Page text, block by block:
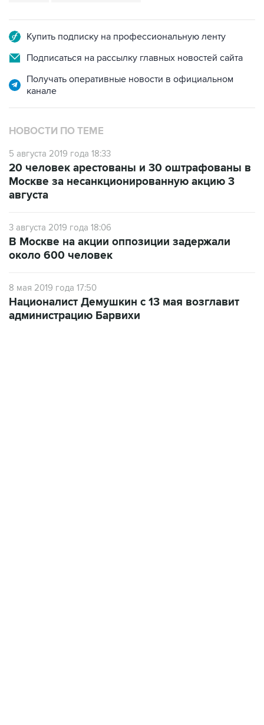
Купить подписку на профессиональную ленту
Подписаться на рассылку главных новостей сайта
Получать оперативные новости в официальном
канале
НОВОСТИ ПО ТЕМЕ
5 августа 2019 года 18:33
20 человек арестованы и 30 оштрафованы в
Москве за несанкционированную акцию 3
августа
3 августа 2019 года 18:06
В Москве на акции оппозиции задержали
около 600 человек
8 мая 2019 года 17:50
Националист Демушкин с 13 мая возглавит
администрацию Барвихи